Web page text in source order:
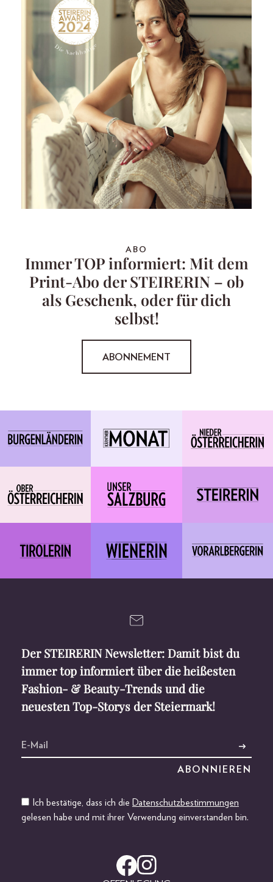
ABO
Immer TOP informiert: Mit dem
Print-Abo der STEIRERIN – ob
als Geschenk, oder für dich
selbst!
ABONNEMENT
Der STEIRERIN Newsletter: Damit bist du
immer top informiert über die heißesten
Fashion- & Beauty-Trends und die
neuesten Top-Storys der Steiermark!
Ich bestätige, dass ich die Datenschutzbestimmungen
gelesen habe und mit ihrer Verwendung einverstanden bin.